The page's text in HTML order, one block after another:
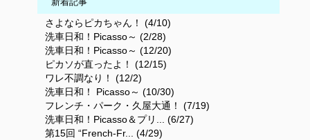
さよならピカちゃん！ (4/10)
洗車日和！Picasso～ (2/28)
洗車日和！Picasso～ (12/20)
ピカソが直ったよ！ (12/15)
ワレ不調なり！ (12/2)
洗車日和！ Picasso～ (10/30)
フレンチ・パーク・久屋大通！ (7/19)
洗車日和！Picasso＆プリ... (6/27)
第15回 “French-Fr... (4/29)